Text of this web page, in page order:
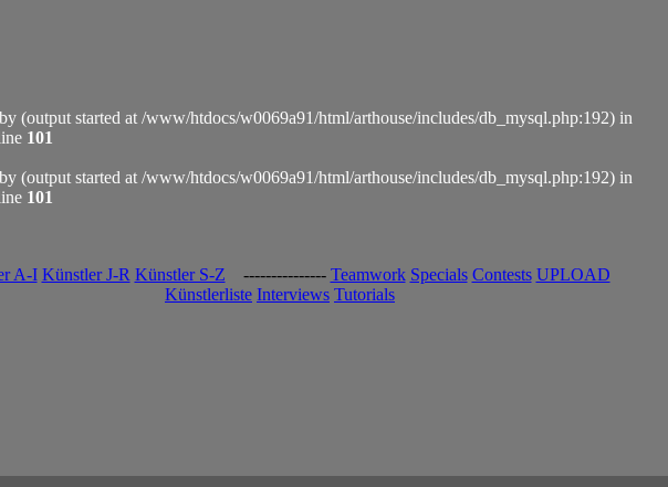
(output started at /www/htdocs/w0069a91/html/arthouse/includes/db_mysql.php:192) in
101
(output started at /www/htdocs/w0069a91/html/arthouse/includes/db_mysql.php:192) in
101
A-I Künstler J-R Künstler S-Z --------------- Teamwork Specials Contests UPLOAD
Künstlerliste Interviews Tutorials